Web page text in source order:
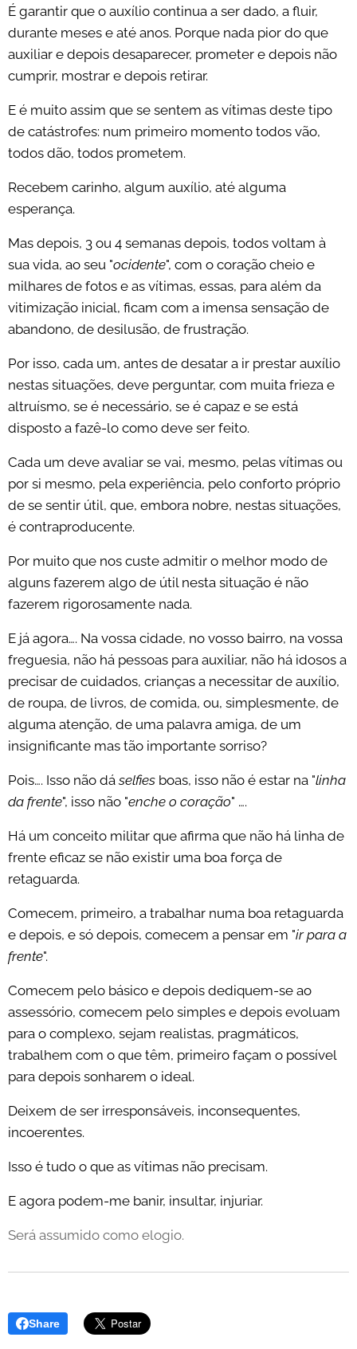
É garantir que o auxílio continua a ser dado, a fluir,
durante meses e até anos. Porque nada pior do que
auxiliar e depois desaparecer, prometer e depois não
cumprir, mostrar e depois retirar.
E é muito assim que se sentem as vítimas deste tipo
de catástrofes: num primeiro momento todos vão,
todos dão, todos prometem.
Recebem carinho, algum auxílio, até alguma
esperança.
Mas depois, 3 ou 4 semanas depois, todos voltam à
sua vida, ao seu "ocidente", com o coração cheio e
milhares de fotos e as vítimas, essas, para além da
vitimização inicial, ficam com a imensa sensação de
abandono, de desilusão, de frustração.
Por isso, cada um, antes de desatar a ir prestar auxílio
nestas situações, deve perguntar, com muita frieza e
altruísmo, se é necessário, se é capaz e se está
disposto a fazê-lo como deve ser feito.
Cada um deve avaliar se vai, mesmo, pelas vítimas ou
por si mesmo, pela experiência, pelo conforto próprio
de se sentir útil, que, embora nobre, nestas situações,
é contraproducente.
Por muito que nos custe admitir o melhor modo de
alguns fazerem algo de útil nesta situação é não
fazerem rigorosamente nada.
E já agora…. Na vossa cidade, no vosso bairro, na vossa
freguesia, não há pessoas para auxiliar, não há idosos a
precisar de cuidados, crianças a necessitar de auxílio,
de roupa, de livros, de comida, ou, simplesmente, de
alguma atenção, de uma palavra amiga, de um
insignificante mas tão importante sorriso?
Pois…. Isso não dáselfies boas, isso não é estar na "linha
da frente", isso não "enche o coração" ….
Há um conceito militar que afirma que não há linha de
frente eficaz se não existir uma boa força de
retaguarda.
Comecem, primeiro, a trabalhar numa boa retaguarda
e depois, e só depois, comecem a pensar em "ir para a
frente".
Comecem pelo básico e depois dediquem-se ao
assessório, comecem pelo simples e depois evoluam
para o complexo, sejam realistas, pragmáticos,
trabalhem com o que têm, primeiro façam o possível
para depois sonharem o ideal.
Deixem de ser irresponsáveis, inconsequentes,
incoerentes.
Isso é tudo o que as vítimas não precisam.
E agora podem-me banir, insultar, injuriar.
Será assumido como elogio.
Share